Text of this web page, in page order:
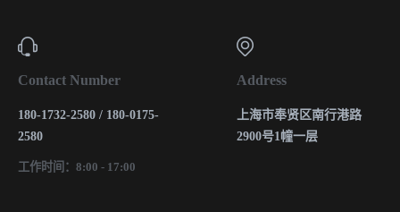
Contact Number
180-1732-2580 / 180-0175-
2580
工作时间：8:00 - 17:00
Address
上海市奉贤区南行港路
2900号1幢一层